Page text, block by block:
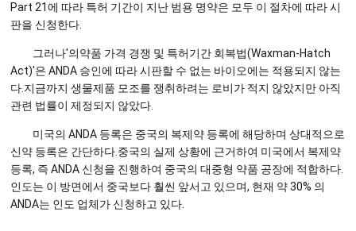
Part 21에 따라 특허 기간이 지난 범용 명약은 모두 이 절차에 따라 시
판을 신청한다.
그러나'의약품 가격 경쟁 및 특허기간 회복법(Waxman-Hatch
Act)'은 ANDA 승인에 따라 시판할 수 없는 바이오에는 적용되지 않는
다.지금까지 생물제품 모조를 쟁취하려는 로비가 적지 않았지만 아직
관련 법률이 제정되지 않았다.
미국의 ANDA 등록은 중국의 복제약 등록에 해당하며 상대적으로
신약 등록은 간단하다.중국의 실제 상황에 근거하여 미국에서 복제약
등록, 즉 ANDA 신청을 진행하여 중국의 대중형 약품 공장에 적합하다.
인도는 이 방면에서 중국보다 훨씬 앞서고 있으며, 현재 약 30% 의
ANDA는 인도 업체가 신청하고 있다.